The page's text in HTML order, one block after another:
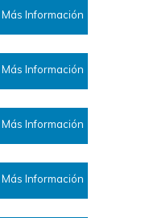
Más Información
Más Información
Más Información
Más Información